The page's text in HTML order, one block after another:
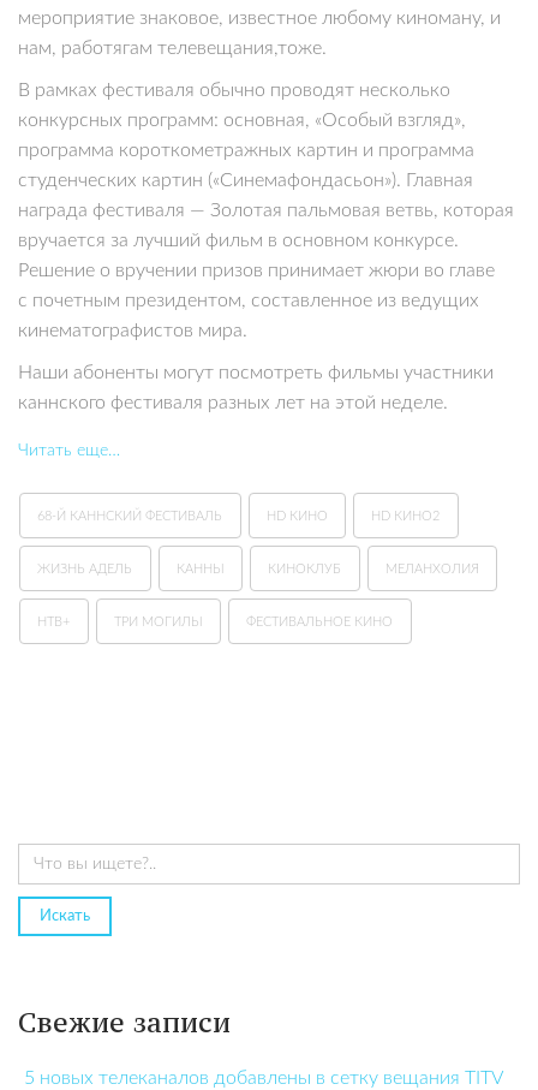
мероприятие знаковое, известное любому киноману, и
нам, работягам телевещания,тоже.
В рамках фестиваля обычно проводят несколько
конкурсных программ: основная, «Особый взгляд»,
программа короткометражных картин и программа
студенческих картин («Синемафондасьон»). Главная
награда фестиваля — Золотая пальмовая ветвь, которая
вручается за лучший фильм в основном конкурсе.
Решение о вручении призов принимает жюри во главе
с почетным президентом, составленное из ведущих
кинематографистов мира.
Наши абоненты могут посмотреть фильмы участники
каннского фестиваля разных лет на этой неделе.
Читать еще…
68-Й КАННСКИЙ ФЕСТИВАЛЬ HD КИНО HD КИНО2
ЖИЗНЬ АДЕЛЬ КАННЫ КИНОКЛУБ МЕЛАНХОЛИЯ
НТВ+ ТРИ МОГИЛЫ ФЕСТИВАЛЬНОЕ КИНО
Свежие записи
5 новых телеканалов добавлены в сетку вещания TITV